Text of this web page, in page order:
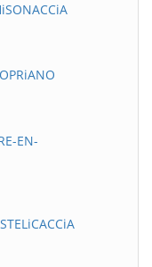
EN-